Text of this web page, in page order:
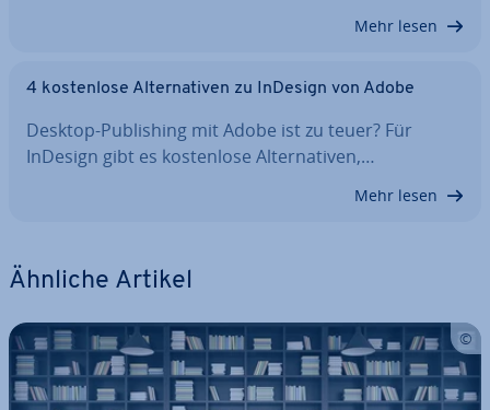
Mehr lesen
4 kos­ten­lo­se Al­ter­na­ti­ven zu InDesign von Adobe
Desktop-Pu­bli­shing mit Adobe ist zu teuer? Für
InDesign gibt es kos­ten­lo­se Al­ter­na­ti­ven,…
Mehr lesen
Ähnliche Artikel